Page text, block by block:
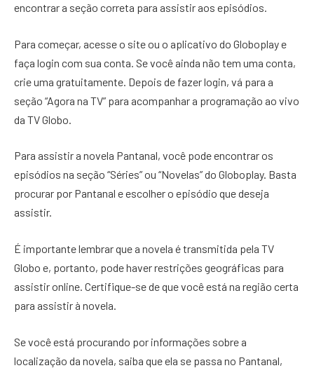
encontrar a seção correta para assistir aos episódios.
Para começar, acesse o site ou o aplicativo do Globoplay e
faça login com sua conta. Se você ainda não tem uma conta,
crie uma gratuitamente. Depois de fazer login, vá para a
seção “Agora na TV” para acompanhar a programação ao vivo
da TV Globo.
Para assistir a novela Pantanal, você pode encontrar os
episódios na seção “Séries” ou “Novelas” do Globoplay. Basta
procurar por Pantanal e escolher o episódio que deseja
assistir.
É importante lembrar que a novela é transmitida pela TV
Globo e, portanto, pode haver restrições geográficas para
assistir online. Certifique-se de que você está na região certa
para assistir à novela.
Se você está procurando por informações sobre a
localização da novela, saiba que ela se passa no Pantanal,